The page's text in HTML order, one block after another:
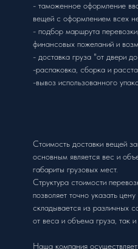
- таможенное оформление
вещей с оформлением всех
- подбор маршрута
финансовых пожеланий и
- доставка груза "от двери
-распаковка, сборка и
-вывоз использованного
Стоимость доставки вещей
основным является вес и
габариты грузовых мест.
Структура стоимости
позволяет точно указать
складывается из различных
от веса и объема груза, так
Наша компания